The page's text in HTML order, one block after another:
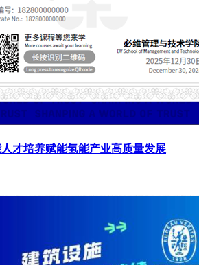
才培养赋能氢能产业高质量发展